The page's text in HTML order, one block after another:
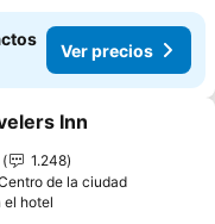
Ver precios
a favoritos
Inn
1.248
de la ciudad
el hotel